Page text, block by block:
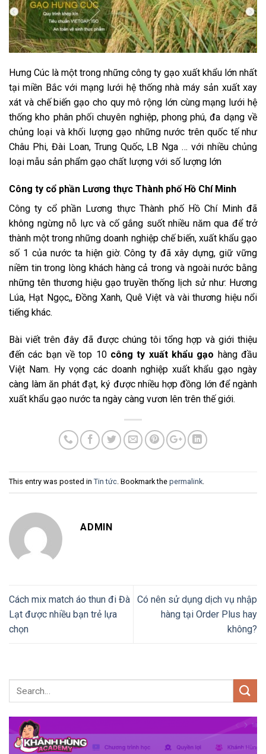
Hưng Cúc là một trong những công ty gạo xuất khẩu lớn nhất
tại miền Bắc với mạng lưới hệ thống nhà máy sản xuất xay
xát và chế biến gạo cho quy mô rộng lớn cùng mạng lưới hệ
thống kho phân phối chuyên nghiệp, phong phú, đa dạng về
chủng loại và khối lượng gạo những nước trên quốc tế như
Châu Phi, Đài Loan, Trung Quốc, LB Nga … với nhiều chủng
loại mẫu sản phẩm gạo chất lượng với số lượng lớn
Công ty cổ phần Lương thực Thành phố Hồ Chí Minh
Công ty cổ phần Lương thực Thành phố Hồ Chí Minh đã
không ngừng nỗ lực và cố gắng suốt nhiều năm qua để trở
thành một trong những doanh nghiệp chế biến, xuất khẩu gạo
số 1 của nước ta hiện giờ. Công ty đã xây dựng, giữ vững
niềm tin trong lòng khách hàng cả trong và ngoài nước bằng
những tên thương hiệu gạo truyền thống lịch sử như: Hương
Lúa, Hạt Ngọc,, Đồng Xanh, Quê Việt và vài thương hiệu nổi
tiếng khác.
Bài viết trên đây đã được chúng tôi tổng hợp và giới thiệu
đến các bạn về top 10 công ty xuất khẩu gạo hàng đầu
Việt Nam. Hy vọng các doanh nghiệp xuất khẩu gạo ngày
càng làm ăn phát đạt, ký được nhiều hợp đồng lớn để ngành
xuất khẩu gạo nước ta ngày càng vươn lên trên thế giới.
This entry was posted in Tin tức. Bookmark the permalink.
ADMIN
Cách mix match áo thun đi Đà
Lạt được nhiều bạn trẻ lựa
chọn
Có nên sử dụng dịch vụ nhập
hàng tại Order Plus hay
không?